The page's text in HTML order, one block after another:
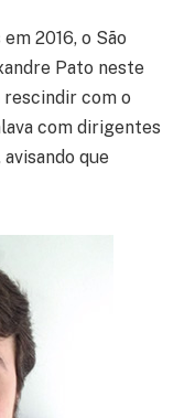
2016, o São
Pato neste
rescindir com o
com dirigentes
que